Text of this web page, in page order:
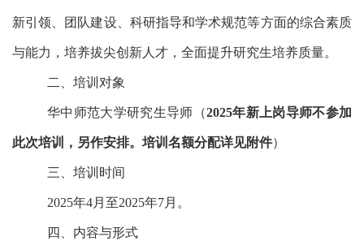
新引领、团队建设、科研指导和学术规范等方面的综合素质
与能力，培养拔尖创新人才，全面提升研究生培养质量。
二、培训对象
华中师范大学研究生导师（2025年新上岗导师不参加
此次培训，另作安排。培训名额分配详见附件）
三、培训时间
2025年4月至2025年7月。
四、内容与形式